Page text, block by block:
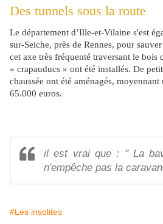
Des tunnels sous la route
Le département d’Ille-et-Vilaine s'est
sur-Seiche, près de Rennes, pour
cet axe très fréquenté traversant le bois
« crapauducs » ont été installés. De
chaussée ont été aménagés,
65.000 euros.
il est vrai que : " La
n'empêche pas la
#Les insolites